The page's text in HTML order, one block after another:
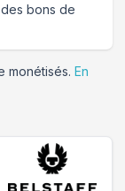
bons de
monétisés. En